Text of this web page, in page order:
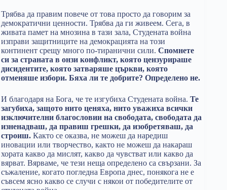
Трябва да правим повече от това просто да говорим за
демократични ценности. Трябва да ги живеем. Сега, в
живата памет на мнозина в тази зала, Студената война
изправи защитниците на демокрацията на този
континент срещу много по-тиранични сили. Спомнете
си за страната в онзи конфликт, която цензурираше
дисидентите, която затваряше църкви, която
отменяше избори. Бяха ли те добрите? Определено не.
И благодаря на Бога, че те изгубиха Студената война. Те
загубиха, защото нито ценяха, нито уважиха всички
изключителни благословии на свободата, свободата да
изненадваш, да правиш грешки, да изобретяваш, да
строиш. Както се оказва, не можеш да наредиш
иновации или творчество, както не можеш да накараш
хората какво да мислят, какво да чувстват или какво да
вярват. Вярваме, че тези неща определено са свързани. За
съжаление, когато погледна Европа днес, понякога не е
съвсем ясно какво се случи с някои от победителите от